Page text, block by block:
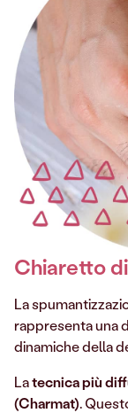
Chiaretto
La
rappresenta una
dinamiche della
Latecnica più
(Charmat).